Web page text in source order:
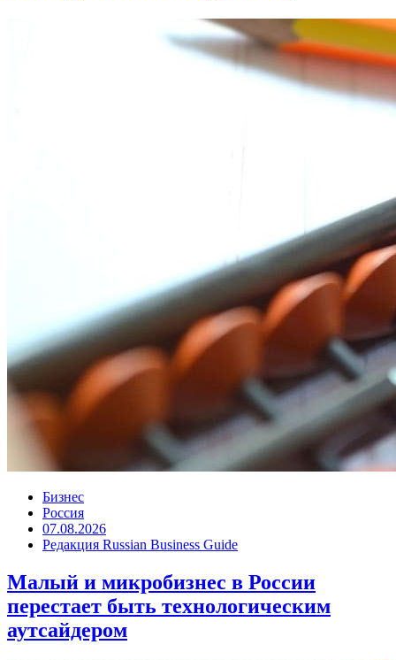
Бизнес
Россия
07.08.2026
Редакция Russian Business Guide
Малый и микробизнес в России
перестает быть технологическим
аутсайдером